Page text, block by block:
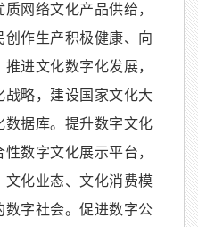
网络文化产品供给，
作生产积极健康、向
进文化数字化发展，
略，建设国家文化大
据库。提升数字文化
数字文化展示平台，
化业态、文化消费模
字社会。促进数字公